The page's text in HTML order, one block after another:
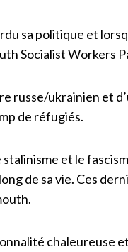
sa politique et
Socialist Workers
russe/ukrainien et
de réfugiés.
stalinisme et le
de sa vie. Ces
chaleureuse